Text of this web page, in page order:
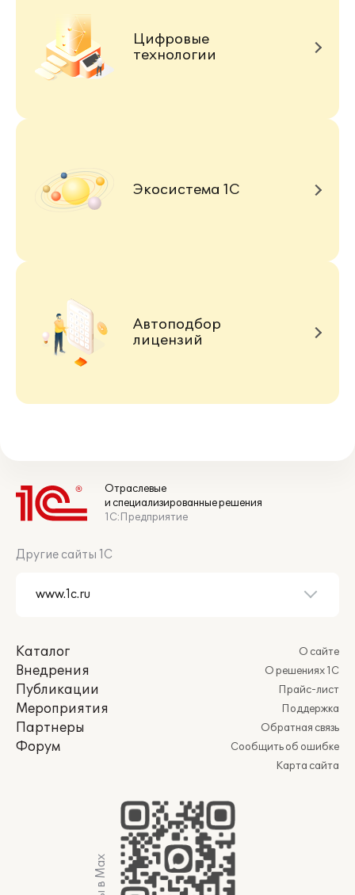
Цифровые
технологии
Экосистема 1С
Автоподбор
лицензий
Отраслевые
и специализированные решения
1С:Предприятие
Другие сайты 1С
Каталог
Внедрения
Публикации
Мероприятия
Партнеры
Форум
О сайте
О решениях 1С
Прайс-лист
Поддержка
Обратная связь
Сообщить об ошибке
Карта сайта
Мы в Max